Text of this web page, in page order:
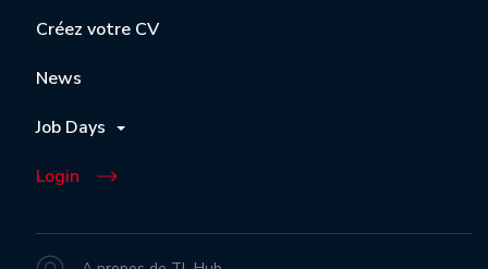
Créez votre CV
News
Job Days
Login